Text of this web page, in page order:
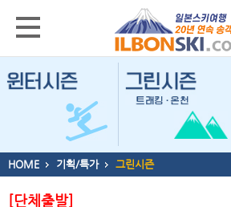
HOME 기획/특가 그린시즌
[단체출발]